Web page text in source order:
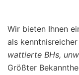
Wir bieten Ihnen
als
wattierte BHs,
Größter